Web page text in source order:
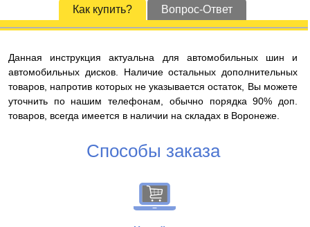
Как купить? Вопрос-Ответ
Данная инструкция актуальна для автомобильных шин и
автомобильных дисков. Наличие остальных дополнительных
товаров, напротив которых не указывается остаток, Вы можете
уточнить по нашим телефонам, обычно порядка 90% доп.
товаров, всегда имеется в наличии на складах в Воронеже.
Способы заказа